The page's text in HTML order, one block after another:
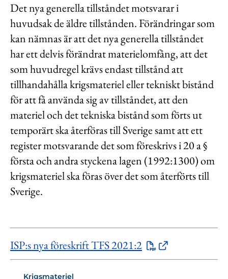
Det nya generella tillståndet motsvarar i
huvudsak de äldre tillstånden. Förändringar som
kan nämnas är att det nya generella tillståndet
har ett delvis förändrat materielomfång, att det
som huvudregel krävs endast tillstånd att
tillhandahålla krigsmateriel eller tekniskt bistånd
för att få använda sig av tillståndet, att den
materiel och det tekniska bistånd som förts ut
temporärt ska återföras till Sverige samt att ett
register motsvarande det som föreskrivs i 20 a §
första och andra styckena lagen (1992:1300) om
krigsmateriel ska föras över det som återförts till
Sverige.
ISP:s nya föreskrift TFS 2021:2
Krigsmateriel